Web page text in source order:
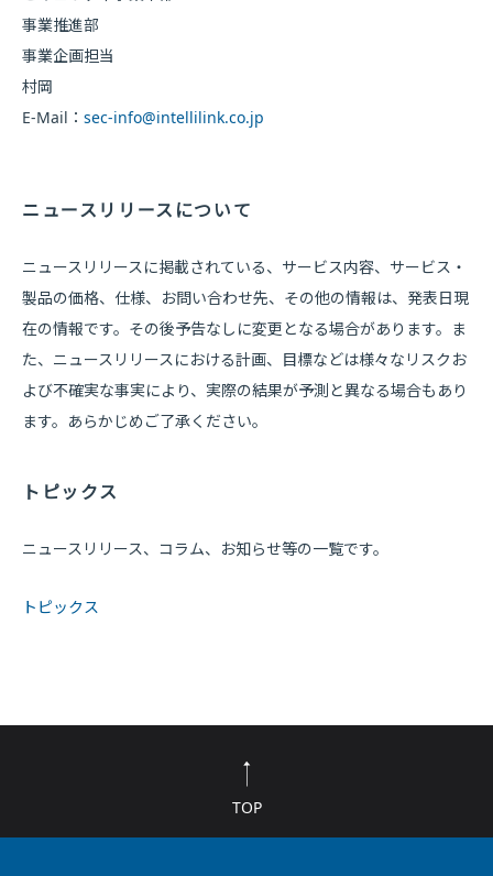
事業推進部
事業企画担当
村岡
E-Mail： sec-info@intellilink.co.jp
ニュースリリースについて
ニュースリリースに掲載されている、サービス内容、サービス・
製品の価格、仕様、お問い合わせ先、その他の情報は、発表日現
在の情報です。その後予告なしに変更となる場合があります。ま
た、ニュースリリースにおける計画、目標などは様々なリスクお
よび不確実な事実により、実際の結果が予測と異なる場合もあり
ます。あらかじめご了承ください。
トピックス
ニュースリリース、コラム、お知らせ等の一覧です。
トピックス
TOP